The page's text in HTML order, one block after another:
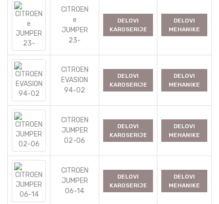
CITROEN
e
JUMPER
23-
DELOVI
KAROSERIJE
DELOVI
MEHANIKE
CITROEN
EVASION
94-02
DELOVI
KAROSERIJE
DELOVI
MEHANIKE
CITROEN
JUMPER
02-06
DELOVI
KAROSERIJE
DELOVI
MEHANIKE
CITROEN
JUMPER
06-14
DELOVI
KAROSERIJE
DELOVI
MEHANIKE